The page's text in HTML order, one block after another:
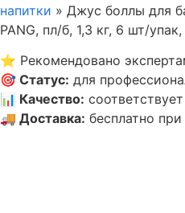
напитки » Джус боллы для
PANG, пл/б, 1,3 кг, 6 шт/
⭐ Рекомендовано
🎯 Статус: для
📊 Качество:
🚚 Доставка: бесплатно